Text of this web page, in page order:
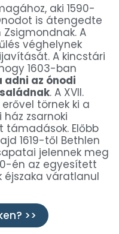
aki 1590-
is átengedte
A
véghelynek
A kincstári
1603-ban
adni az ónodi
. A XVII.
törnek ki a
zsarnoki
Előbb
1619-től Bethlen
jelennek meg
én az egyesített
éjszaka váratlanul
>>